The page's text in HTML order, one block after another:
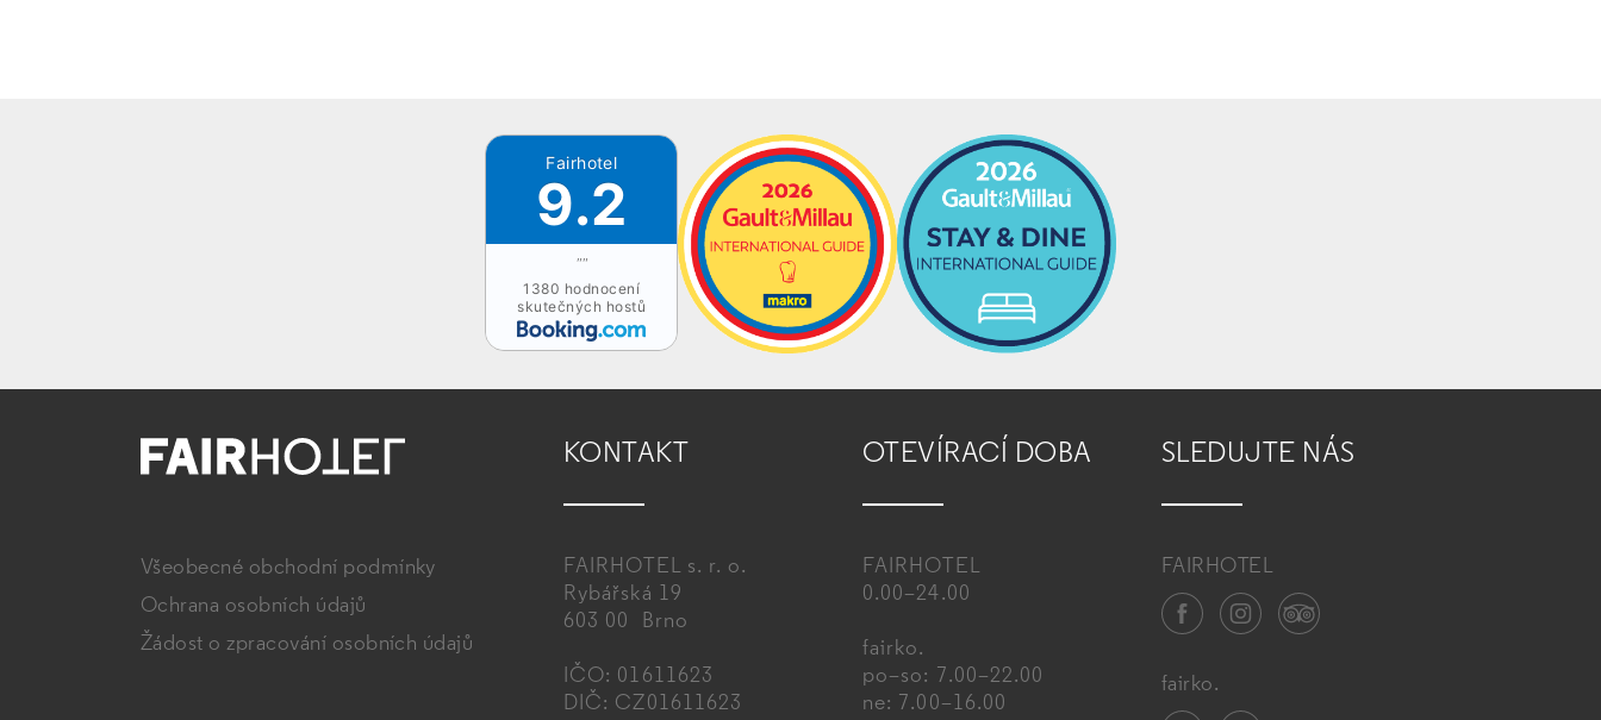
Fairhotel
9.2
""
1380 hodnocení
skutečných hostů
Všeobecné obchodní podmínky
Ochrana osobních údajů
Žádost o zpracování osobních údajů
KONTAKT
FAIRHOTEL s. r. o.
Rybářská 19
603 00 Brno
IČO: 01611623
DIČ: CZ01611623
OTEVÍRACÍ DOBA
FAIRHOTEL
0.00–24.00
fairko.
po–so: 7.00–22.00
ne: 7.00–16.00
SLEDUJTE NÁS
FAIRHOTEL
fairko.